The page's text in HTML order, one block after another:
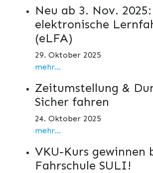
Neu ab 3. Nov.
elektronische
(eLFA)
29. Oktober 2025
mehr...
Zeitumstellung &
Sicher fahren
24. Oktober 2025
mehr...
VKU-Kurs gewinnen
Fahrschule SULI!